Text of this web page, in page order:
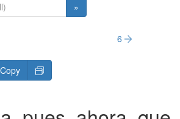
»
6
Copy